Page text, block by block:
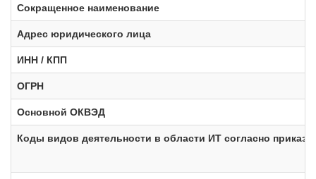
Сокращенное наименование
Адрес юридического лица
ИНН / КПП
ОГРН
Основной ОКВЭД
Коды видов деятельности в области ИТ согласно